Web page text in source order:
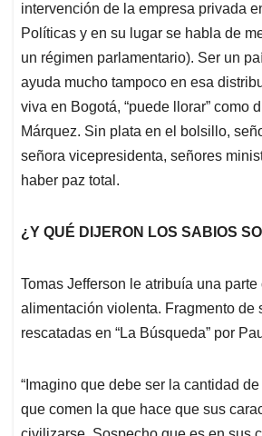
intervención de la empresa privada
Políticas y en su lugar se habla de
un régimen parlamentario). Ser un
ayuda mucho tampoco en esa
viva en Bogotá, “puede llorar” como
Márquez. Sin plata en el bolsillo,
señora vicepresidenta, señores
haber paz total.
¿Y QUÉ DIJERON LOS SABIOS
Tomas Jefferson le atribuía una
alimentación violenta. Fragmento de
rescatadas en “La Búsqueda” por
“Imagino que debe ser la cantidad
que comen la que hace que sus